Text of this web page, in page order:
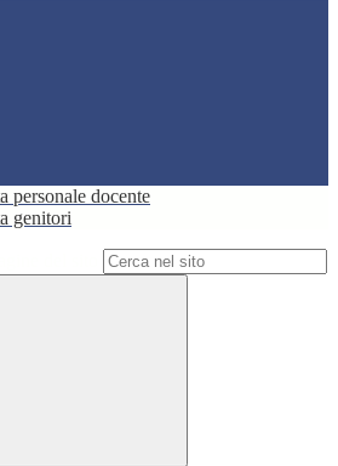
personale docente
genitori